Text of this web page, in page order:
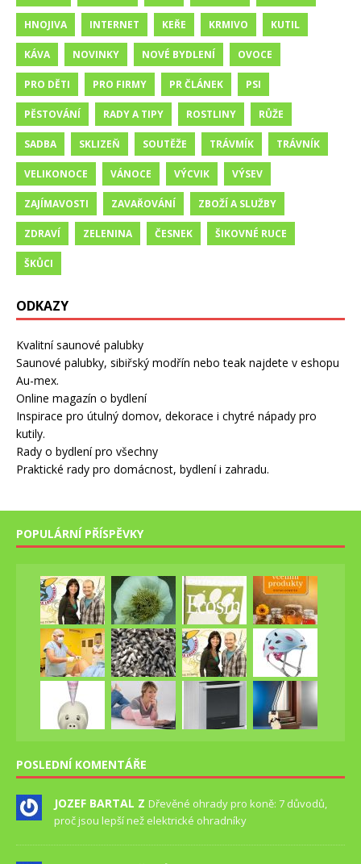
HNOJIVA INTERNET KEŘE KRMIVO KUTIL
KÁVA NOVINKY NOVÉ BYDLENÍ OVOCE
PRO DĚTI PRO FIRMY PR ČLÁNEK PSI
PĚSTOVÁNÍ RADY A TIPY ROSTLINY RŮŽE
SADBA SKLIZEŇ SOUTĚŽE TRÁVMÍK TRÁVNÍK
VELIKONOCE VÁNOCE VÝCVIK VÝSEV
ZAJÍMAVOSTI ZAVAŘOVÁNÍ ZBOŽÍ A SLUŽBY
ZDRAVÍ ZELENINA ČESNEK ŠIKOVNÉ RUCE
ŠKŮCI
ODKAZY
Kvalitní saunové palubky
Saunové palubky, sibiřský modřín nebo teak najdete v eshopu
Au-mex.
Online magazín o bydlení
Inspirace pro útulný domov, dekorace i chytré nápady pro
kutily.
Rady o bydlení pro všechny
Praktické rady pro domácnost, bydlení i zahradu.
POPULÁRNÍ PŘÍSPĚVKY
POSLEDNÍ KOMENTÁŘE
JOZEF BARTAL Z Dřevěné ohrady pro koně: 7 důvodů,
proč jsou lepší než elektrické ohradníky